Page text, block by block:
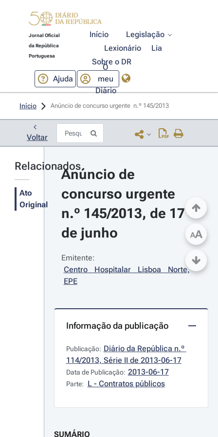
Jornal Oficial
da República
Portuguesa
Início
Legislação
Lexionário
Lia
Sobre o DR
Ajuda
O
meu
Diário
Início Anúncio de concurso urgente  n.º 145/2013
Voltar
Relacionados
Ato
Original
Anúncio de
concurso urgente
n.º 145/2013, de 17
de junho
Emitente:
Centro Hospitalar Lisboa Norte,
EPE
Informação da publicação
Publicação: Diário da República n.º
114/2013, Série II de 2013-06-17
Data de Publicação: 2013-06-17
Parte: L - Contratos públicos
SUMÁRIO
AA